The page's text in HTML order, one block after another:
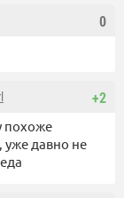
0
+2
похоже
уже давно не